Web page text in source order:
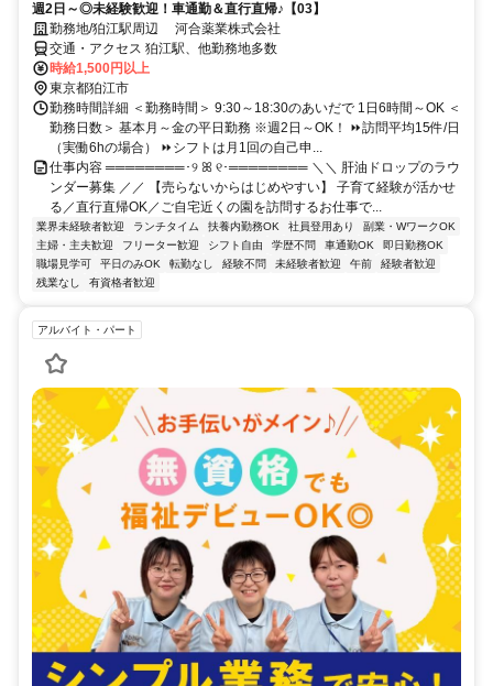
週2日～◎未経験歓迎！車通勤＆直行直帰♪【03】
勤務地/狛江駅周辺 河合薬業株式会社
交通・アクセス 狛江駅、他勤務地多数
時給1,500円以上
東京都狛江市
勤務時間詳細 ＜勤務時間＞ 9:30～18:30のあいだで 1日6時間～OK ＜
勤務日数＞ 基本月～金の平日勤務 ※週2日～OK！ ⏩訪問平均15件/日
（実働6hの場合） ⏩シフトは月1回の自己申...
仕事内容 ════════･୨ ꕤ ୧･════════ ＼＼ 肝油ドロップのラウ
ンダー募集 ／／ 【売らないからはじめやすい】 子育て経験が活かせ
る／直行直帰OK／ご自宅近くの園を訪問するお仕事で...
業界未経験者歓迎 ランチタイム 扶養内勤務OK 社員登用あり
副業・WワークOK
主婦・主夫歓迎
フリーター歓迎 シフト自由 学歴不問 車通勤OK
即日勤務OK
職場見学可
平日のみOK 転勤なし 経験不問 未経験者歓迎 午前
経験者歓迎
残業なし
有資格者歓迎
アルバイト・パート